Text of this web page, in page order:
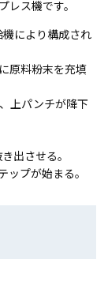
ス機です。
により構成され
原料粉末を充填
上パンチが降下
出させる。
プが始まる。